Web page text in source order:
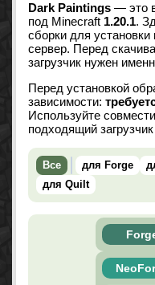
Dark Paintings — это
под Minecraft 1.20.1.
сборки для
сервер. Перед
загрузчик нужен
Перед установкой
зависимости:
Используйте
подходящий
Все для Forge
для Quilt